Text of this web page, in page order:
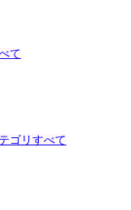
て
ゴリすべて